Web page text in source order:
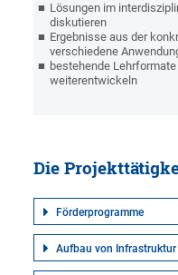
Lösungen im
diskutieren
Ergebnisse aus der
verschiedene
bestehende
weiterentwickeln
Die
Förderprogramme
Aufbau von